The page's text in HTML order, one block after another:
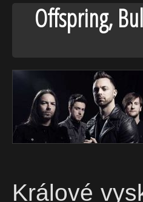
Offspring,
Králové